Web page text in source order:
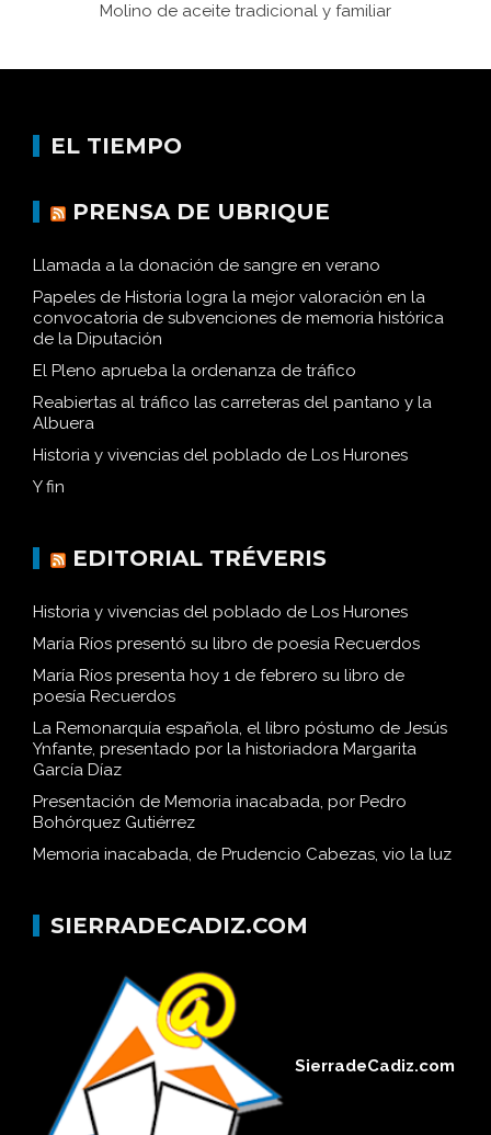
Molino de aceite tradicional y familiar
EL TIEMPO
PRENSA DE UBRIQUE
Llamada a la donación de sangre en verano
Papeles de Historia logra la mejor valoración en la
convocatoria de subvenciones de memoria histórica
de la Diputación
El Pleno aprueba la ordenanza de tráfico
Reabiertas al tráfico las carreteras del pantano y la
Albuera
Historia y vivencias del poblado de Los Hurones
Y fin
EDITORIAL TRÉVERIS
Historia y vivencias del poblado de Los Hurones
María Ríos presentó su libro de poesía Recuerdos
María Ríos presenta hoy 1 de febrero su libro de
poesía Recuerdos
La Remonarquía española, el libro póstumo de Jesús
Ynfante, presentado por la historiadora Margarita
García Díaz
Presentación de Memoria inacabada, por Pedro
Bohórquez Gutiérrez
Memoria inacabada, de Prudencio Cabezas, vio la luz
SIERRADECADIZ.COM
SierradeCadiz.com